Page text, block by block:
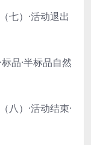
七）·活动退出
品·半标品自然
八）·活动结束·